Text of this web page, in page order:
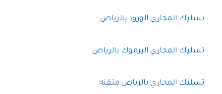
تسليك المجاري الورود بالرياض
تسليك المجاري اليرموك بالرياض
تسليك المجاري بالرياض متقنه